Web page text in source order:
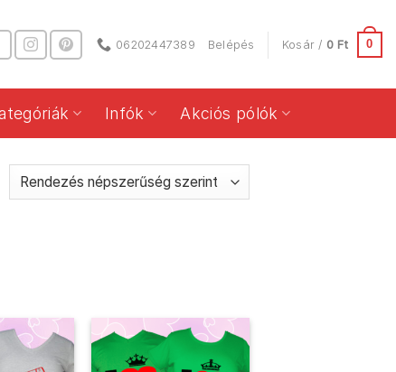
06202447389 Belépés Kosár / 0 Ft 0
Infók Akciós pólók